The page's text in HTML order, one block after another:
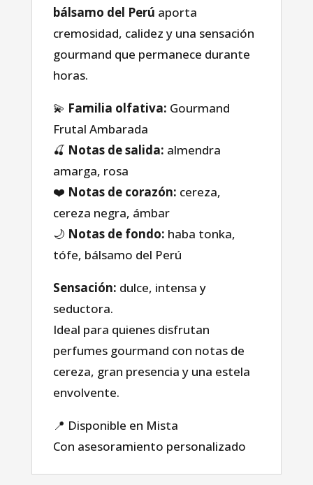
Casa
Tienda
sobre nosotros
Blog
bálsamo del Perú aporta
cremosidad, calidez y una sensación
gourmand que permanece durante
horas.
💫 Familia olfativa: Gourmand
Frutal Ambarada
🍒 Notas de salida: almendra
amarga, rosa
❤️ Notas de corazón: cereza,
cereza negra, ámbar
🌙 Notas de fondo: haba tonka,
tófe, bálsamo del Perú
Sensación: dulce, intensa y
seductora.
Ideal para quienes disfrutan
perfumes gourmand con notas de
cereza, gran presencia y una estela
envolvente.
📍 Disponible en Mista
Con asesoramiento personalizado